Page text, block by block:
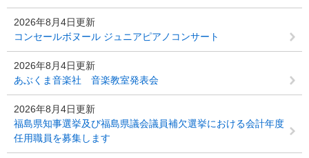
2026年8月4日更新
コンセールボヌール ジュニアピアノコンサート
2026年8月4日更新
あぶくま音楽社 音楽教室発表会
2026年8月4日更新
福島県知事選挙及び福島県議会議員補欠選挙における会計年度
任用職員を募集します